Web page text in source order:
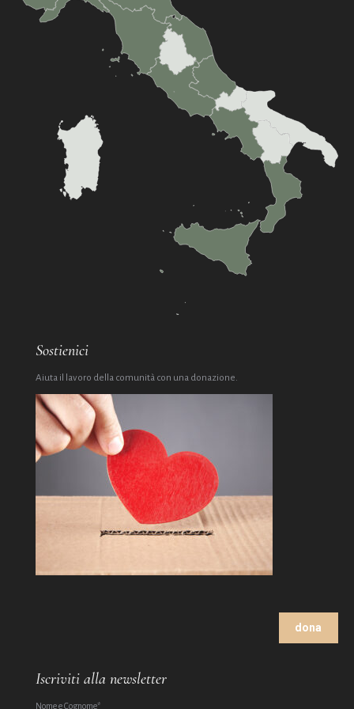
Sostienici
Aiuta il lavoro della comunità con una donazione.
dona
Iscriviti alla newsletter
Nome e Cognome*